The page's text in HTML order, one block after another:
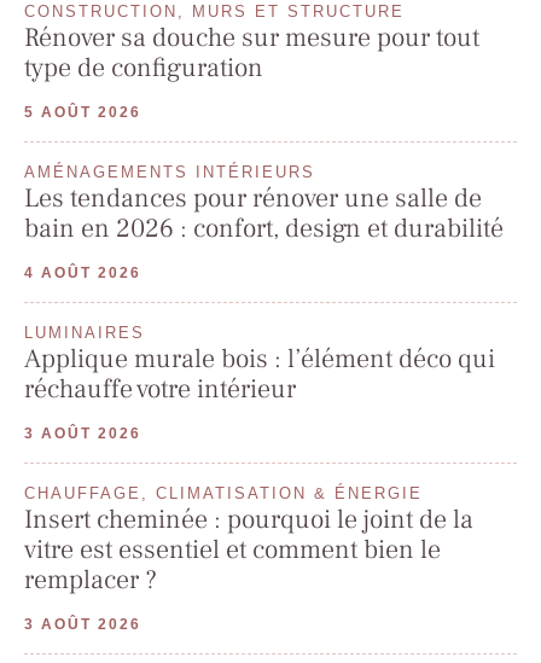
CONSTRUCTION, MURS ET STRUCTURE
Rénover sa douche sur mesure pour tout
type de configuration
5 AOÛT 2026
AMÉNAGEMENTS INTÉRIEURS
Les tendances pour rénover une salle de
bain en 2026 : confort, design et durabilité
4 AOÛT 2026
LUMINAIRES
Applique murale bois : l’élément déco qui
réchauffe votre intérieur
3 AOÛT 2026
CHAUFFAGE, CLIMATISATION & ÉNERGIE
Insert cheminée : pourquoi le joint de la
vitre est essentiel et comment bien le
remplacer ?
3 AOÛT 2026